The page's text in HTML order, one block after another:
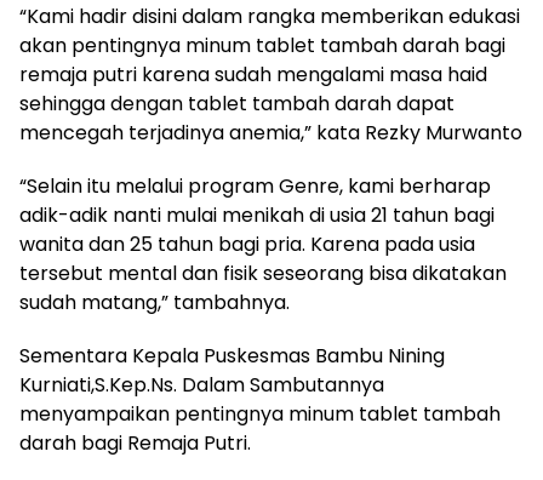
“Kami hadir disini dalam rangka memberikan edukasi
akan pentingnya minum tablet tambah darah bagi
remaja putri karena sudah mengalami masa haid
sehingga dengan tablet tambah darah dapat
mencegah terjadinya anemia,” kata Rezky Murwanto
“Selain itu melalui program Genre, kami berharap
adik-adik nanti mulai menikah di usia 21 tahun bagi
wanita dan 25 tahun bagi pria. Karena pada usia
tersebut mental dan fisik seseorang bisa dikatakan
sudah matang,” tambahnya.
Sementara Kepala Puskesmas Bambu Nining
Kurniati,S.Kep.Ns. Dalam Sambutannya
menyampaikan pentingnya minum tablet tambah
darah bagi Remaja Putri.